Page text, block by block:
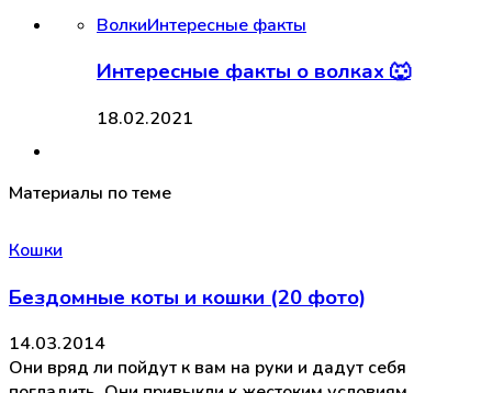
ВолкиИнтересные факты
Интересные факты о волках 🐺
18.02.2021
Материалы по теме
Кошки
Бездомные коты и кошки (20 фото)
14.03.2014
Они вряд ли пойдут к вам на руки и дадут себя